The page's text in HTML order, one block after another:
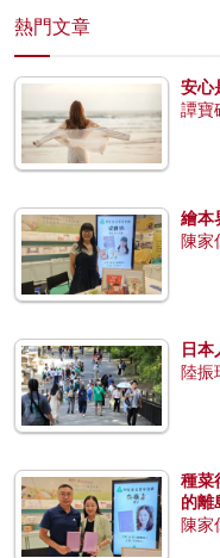
熱門文章
安心
譚寶
繪本
陳家
日
陸振
種菜
的離
陳家